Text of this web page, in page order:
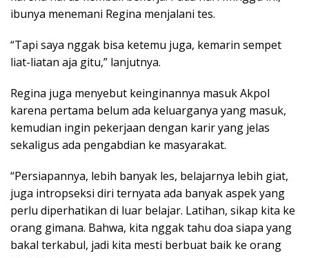
ibunya menemani Regina menjalani tes.
“Tapi saya nggak bisa ketemu juga, kemarin sempet
liat-liatan aja gitu,” lanjutnya.
Regina juga menyebut keinginannya masuk Akpol
karena pertama belum ada keluarganya yang masuk,
kemudian ingin pekerjaan dengan karir yang jelas
sekaligus ada pengabdian ke masyarakat.
“Persiapannya, lebih banyak les, belajarnya lebih giat,
juga intropseksi diri ternyata ada banyak aspek yang
perlu diperhatikan di luar belajar. Latihan, sikap kita ke
orang gimana. Bahwa, kita nggak tahu doa siapa yang
bakal terkabul, jadi kita mesti berbuat baik ke orang